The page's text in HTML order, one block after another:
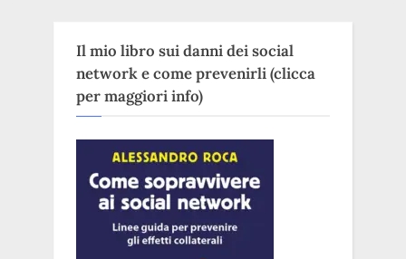
Il mio libro sui danni dei social
network e come prevenirli (clicca
per maggiori info)